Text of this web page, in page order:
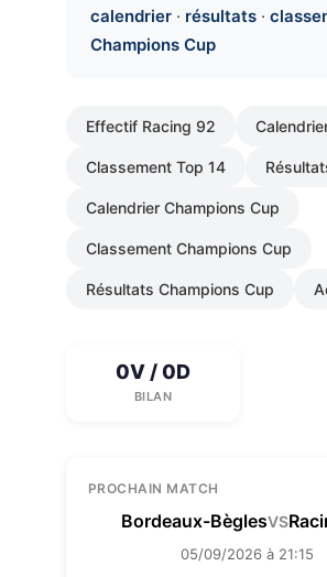
calendrier· résultats·
Champions Cup
Effectif Racing 92
Classement Top 14
Calendrier Champions Cup
Classement Champions Cup
Résultats Champions Cup
0V / 0D
BILAN
PROCHAIN MATCH
Bordeaux-BèglesVS
05/09/2026 à 21:15